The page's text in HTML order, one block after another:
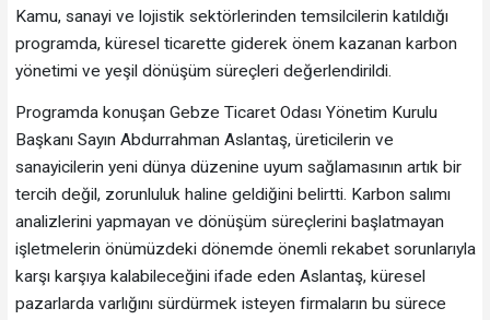
Kamu, sanayi ve lojistik sektörlerinden temsilcilerin katıldığı
programda, küresel ticarette giderek önem kazanan karbon
yönetimi ve yeşil dönüşüm süreçleri değerlendirildi.
Programda konuşan Gebze Ticaret Odası Yönetim Kurulu
Başkanı Sayın Abdurrahman Aslantaş, üreticilerin ve
sanayicilerin yeni dünya düzenine uyum sağlamasının artık bir
tercih değil, zorunluluk haline geldiğini belirtti. Karbon salımı
analizlerini yapmayan ve dönüşüm süreçlerini başlatmayan
işletmelerin önümüzdeki dönemde önemli rekabet sorunlarıyla
karşı karşıya kalabileceğini ifade eden Aslantaş, küresel
pazarlarda varlığını sürdürmek isteyen firmaların bu sürece